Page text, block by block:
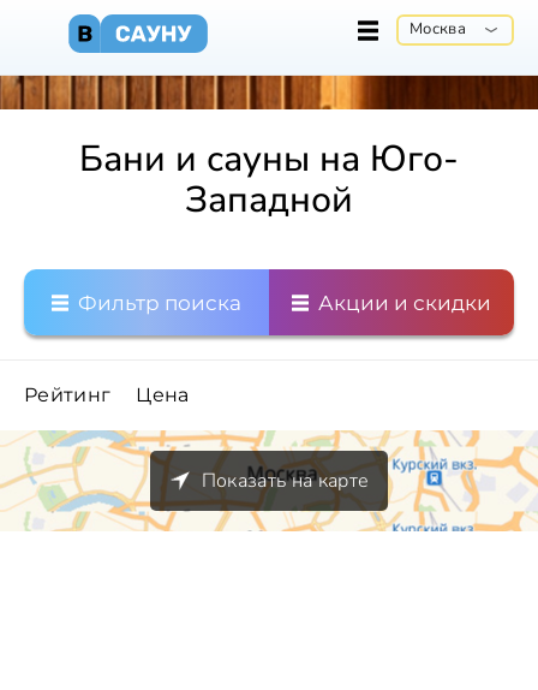
Москва
Бани и сауны на Юго-
Западной
Фильтр поиска Акции и скидки
Рейтинг Цена
Показать на карте